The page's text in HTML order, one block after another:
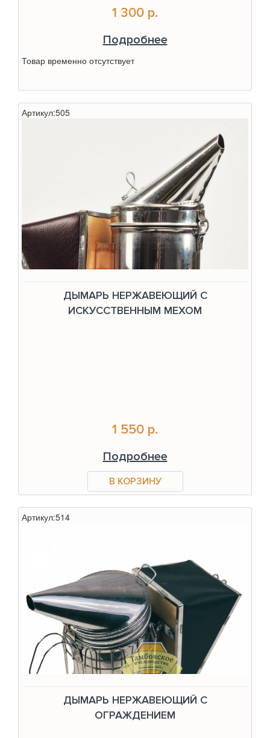
1 300 р.
Подробнее
Товар временно отсутствует
Артикул:505
ДЫМАРЬ НЕРЖАВЕЮЩИЙ С
ИСКУССТВЕННЫМ МЕХОМ
1 550 р.
Подробнее
Артикул:514
ДЫМАРЬ НЕРЖАВЕЮЩИЙ С
ОГРАЖДЕНИЕМ